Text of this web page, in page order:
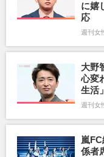
に嬉
応
週刊女
大野
心変
生活
週刊女
嵐
係者